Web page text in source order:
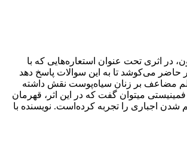
اثری تحت عنوان استعاره‌‌‌‌‌‌‌‌‌‌هایی که با
حاضر‌‌‌‌‌‌‌‌‌‌‌‌‌‌‌‌‌‌‌‌‌‌‌‌‌‌ می‌کوشد تا به این سوالات پاسخ دهد
ظلم مضاعف بر زنان سیاه‌پوست نقش داشته
‌‌‌‌‌‌‌‌‌‌‌‌‌‌‌‌‌‌‌‌‌‌‌‌‌‌میتوان گفت که در این اثر، قهرمان
شدن اجباری را تجربه کرده‌است. نویسنده با